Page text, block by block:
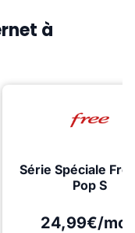
à
Série Spéciale
Pop S
24,99€/